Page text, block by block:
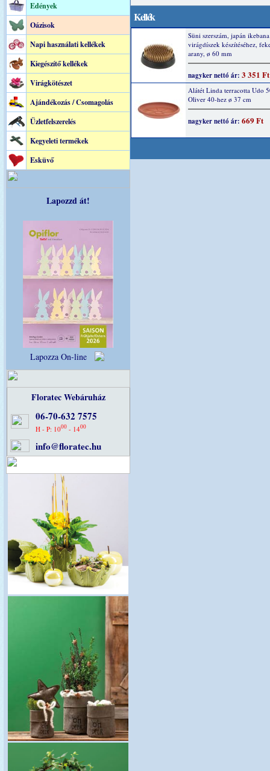
Edények
Oázisok
Napi használati kellékek
Kiegészítő kellékek
Virágkötészet
Ajándékozás / Csomagolás
Üzletfelszerelés
Kegyeleti termékek
Esküvő
Lapozzd át!
Lapozza On-line
Floratec Webáruház
06-70-632 7575
H - P: 1000- 1400
info@floratec.hu
Kellék
Süni szerszám, japán ikebana
virágdíszek készítéséhez,
arany, ø 60 mm
nagyker nettó ár: 3 351 Ft
Alátét Linda terracotta Udo
Oliver 40-hez ø 37 cm
nagyker nettó ár: 669 Ft